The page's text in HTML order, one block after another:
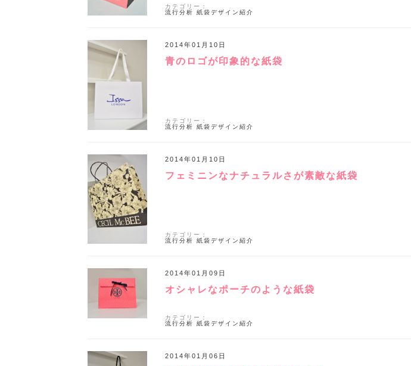
カテゴリー：
流行分析
紙袋デザイン紹介
青のロゴが印象的な紙袋
2014年01月10日
カテゴリー：
流行分析
紙袋デザイン紹介
フェミニンなナチュラルさが素敵な紙袋
2014年01月10日
カテゴリー：
流行分析
紙袋デザイン紹介
オシャレなポーチのような紙袋
2014年01月09日
カテゴリー：
流行分析
紙袋デザイン紹介
2014年01月06日